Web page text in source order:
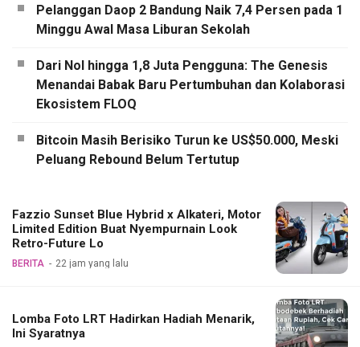
Pelanggan Daop 2 Bandung Naik 7,4 Persen pada 1
Minggu Awal Masa Liburan Sekolah
Dari Nol hingga 1,8 Juta Pengguna: The Genesis
Menandai Babak Baru Pertumbuhan dan Kolaborasi
Ekosistem FLOQ
Bitcoin Masih Berisiko Turun ke US$50.000, Meski
Peluang Rebound Belum Tertutup
Fazzio Sunset Blue Hybrid x Alkateri, Motor
Limited Edition Buat Nyempurnain Look
Retro-Future Lo
BERITA 22 jam yang lalu
Lomba Foto LRT Hadirkan Hadiah Menarik,
Ini Syaratnya